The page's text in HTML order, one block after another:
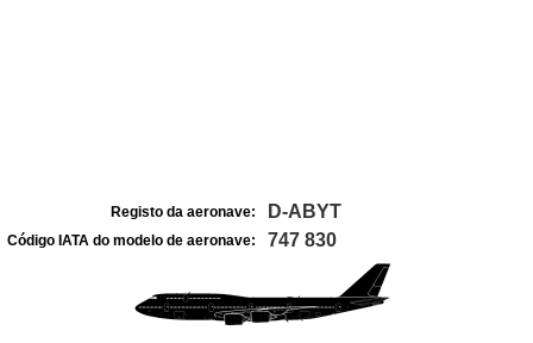
Registo da aeronave: D-ABYT
Código IATA do modelo de aeronave: 747 830